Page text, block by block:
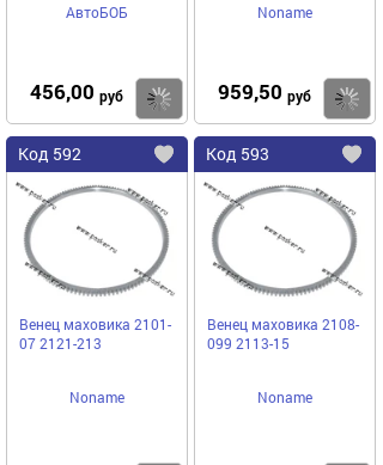
АвтоБОБ
456,00 руб Купить
Noname
959,50 руб
Код 592
Добавить
избранное
Венец маховика 2101-
07 2121-213
Noname
Код 593
Венец маховика 2108-
099 2113-15
Noname